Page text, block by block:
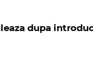
dupa